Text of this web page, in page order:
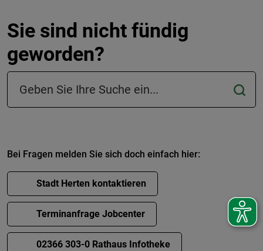
Sie sind nicht fündig
geworden?
Suchfeld in der Fußzeile
Bei Fragen melden Sie sich doch einfach hier:
Stadt Herten kontaktieren
Terminanfrage Jobcenter
02366 303-0 Rathaus Infotheke